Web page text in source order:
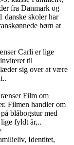
fra Danmark og
danske skoler har
børn at
Carli er lige
til
sig over at være
Film om
Filmen handler om
blåbogstur med
fyldt år,..
Identitet,